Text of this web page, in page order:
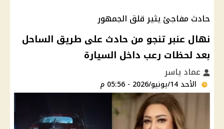
حادث مفاجئ يثير قلق الجمهور
نهال عنبر تنجو من حادث على طريق الساحل
بعد لحظات رعب داخل السيارة
عماد ياسر
الأحد 14/يونيو/2026 - 05:56 م